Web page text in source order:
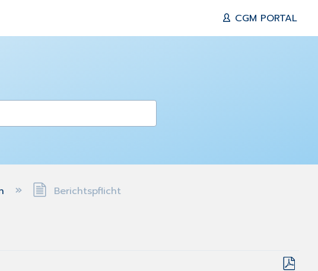
CGM PORTAL
Berichtspflicht